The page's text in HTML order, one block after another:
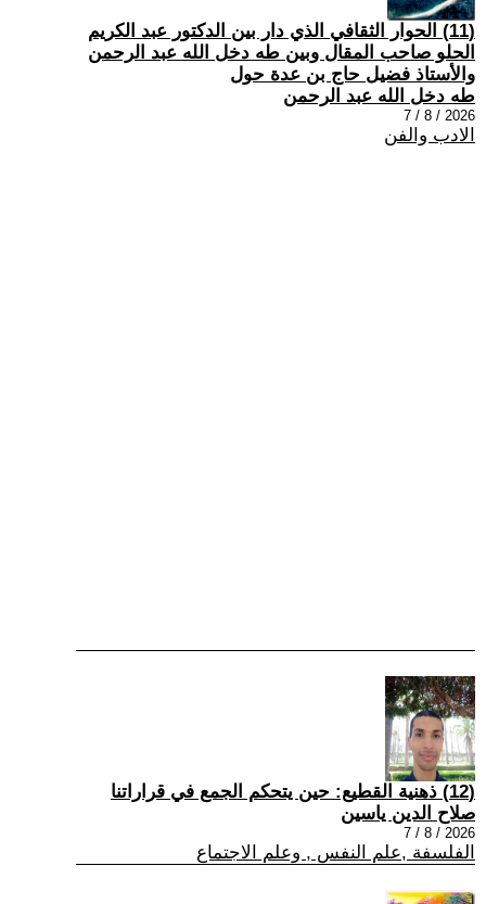
(11) الحوار الثقافي الذي دار بين الدكتور عبد الكريم
الحلو صاحب المقال وبين طه دخل الله عبد الرحمن
والأستاذ فضيل حاج بن عدة حول
طه دخل الله عبد الرحمن
2026 / 8 / 7
الادب والفن
(12) ذهنية القطيع: حين يتحكم الجمع في قراراتنا
صلاح الدين ياسين
2026 / 8 / 7
الفلسفة ,علم النفس , وعلم الاجتماع